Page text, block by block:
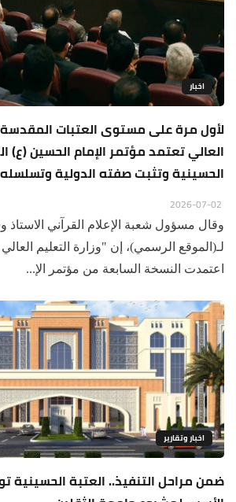
اخبار
لأول مرة على مستوى العتبات المقدسة..
العالي تعتمد مؤتمر الإمام الحسين (ع)
الحسينية وتثبت صفته الدولية
وقال مسؤول شعبة الإعلام القرآني
لـ(الموقع الرسمي)، إن "وزارة التعليم
اعتمدت النسخة السابعة من مؤتمر الإ...
اخبار وتقارير
ضمن مراحل التنفيذ.. العتبة